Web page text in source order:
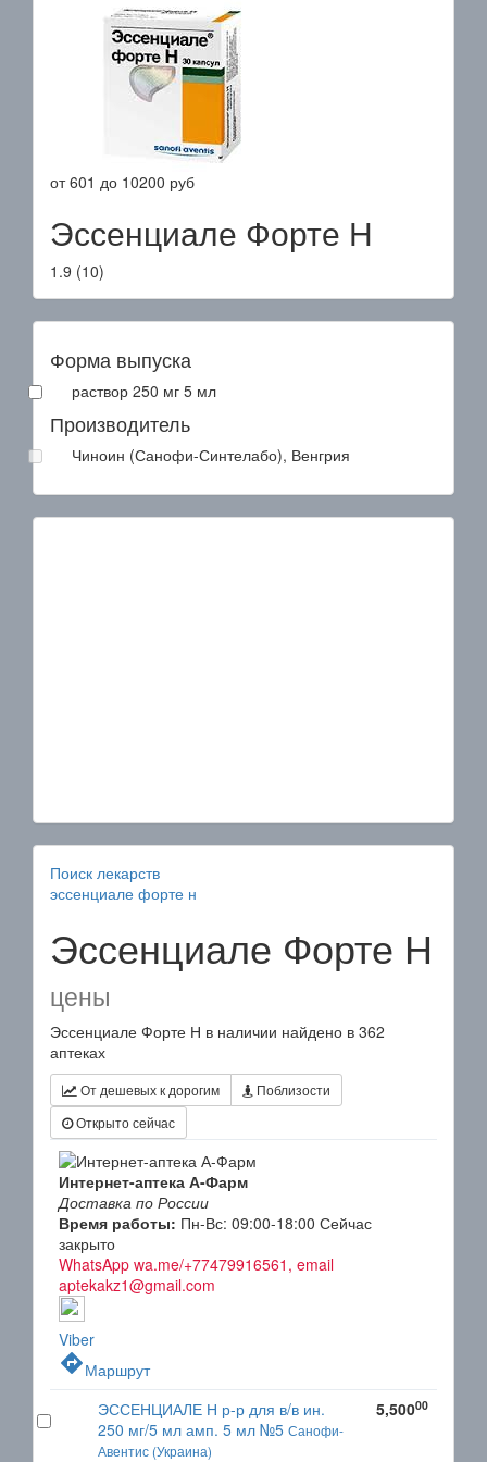
от601 до 10200 руб
Эссенциале Форте Н
1.9 (10)
Форма выпуска
раствор 250 мг 5 мл
Производитель
Чиноин (Санофи-Синтелабо), Венгрия
Поиск лекарств
эссенциале форте н
Эссенциале Форте Н
цены
Эссенциале Форте Н в наличии найдено в 362
аптеках
От дешевых к дорогим
Поблизости
Открыто сейчас
Интернет-аптека А-Фарм
Доставка по России
Время работы: Пн-Вс: 09:00-18:00 Сейчас
закрыто
WhatsApp wa.me/+77479916561, email
aptekakz1@gmail.com
Viber
directionsМаршрут
ЭССЕНЦИАЛЕ Н р-р для в/в ин.
250 мг/5 мл амп. 5 мл №5 Санофи-
Авентис (Украина)
5,50000